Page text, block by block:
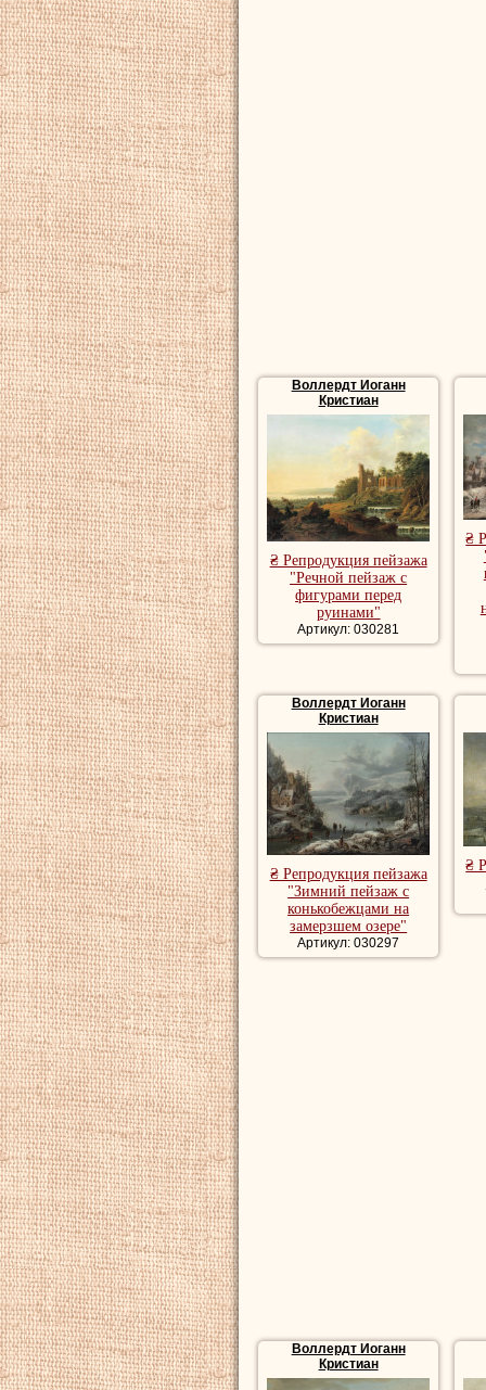
Воллердт Иоганн
Кристиан
₴ Репродукция пейзажа
"Речной пейзаж с
фигурами перед
руинами"
Артикул: 030281
₴
Воллердт Иоганн
Кристиан
₴ Репродукция пейзажа
"Зимний пейзаж с
конькобежцами на
замерзшем озере"
Артикул: 030297
₴
Воллердт Иоганн
Кристиан